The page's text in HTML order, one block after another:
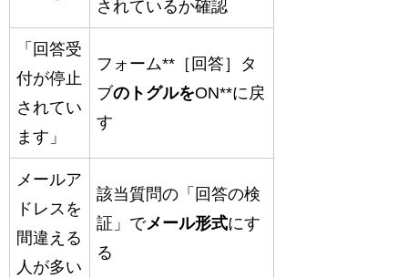
されているか確認
「回答受
付が停止
されてい
ます」
フォーム**［回答］タ
ブのトグルをON**に戻
す
メールア
ドレスを
間違える
人が多い
該当質問の「回答の検
証」でメール形式にす
る